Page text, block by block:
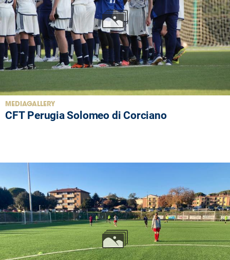
MEDIAGALLERY
CFT Perugia Solomeo di Corciano